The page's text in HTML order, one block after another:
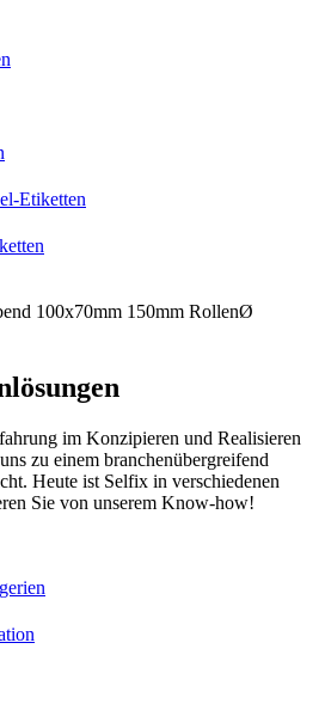
Etiketten
im Konzipieren und Realisieren
zu einem branchenübergreifend
Heute ist Selfix in verschiedenen
Sie von unserem Know-how!